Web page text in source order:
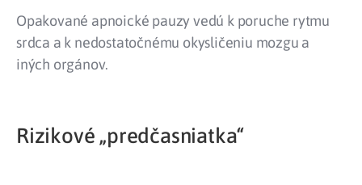
Opakované apnoické pauzy vedú k poruche rytmu
srdca a k nedostatočnému okysličeniu mozgu a
iných orgánov.
Rizikové „predčasniatka“